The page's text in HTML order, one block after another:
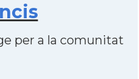
per a la comunitat